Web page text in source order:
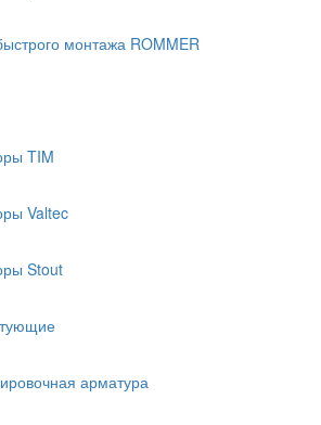
монтажа ROMMER
TIM
Valtec
Stout
арматура